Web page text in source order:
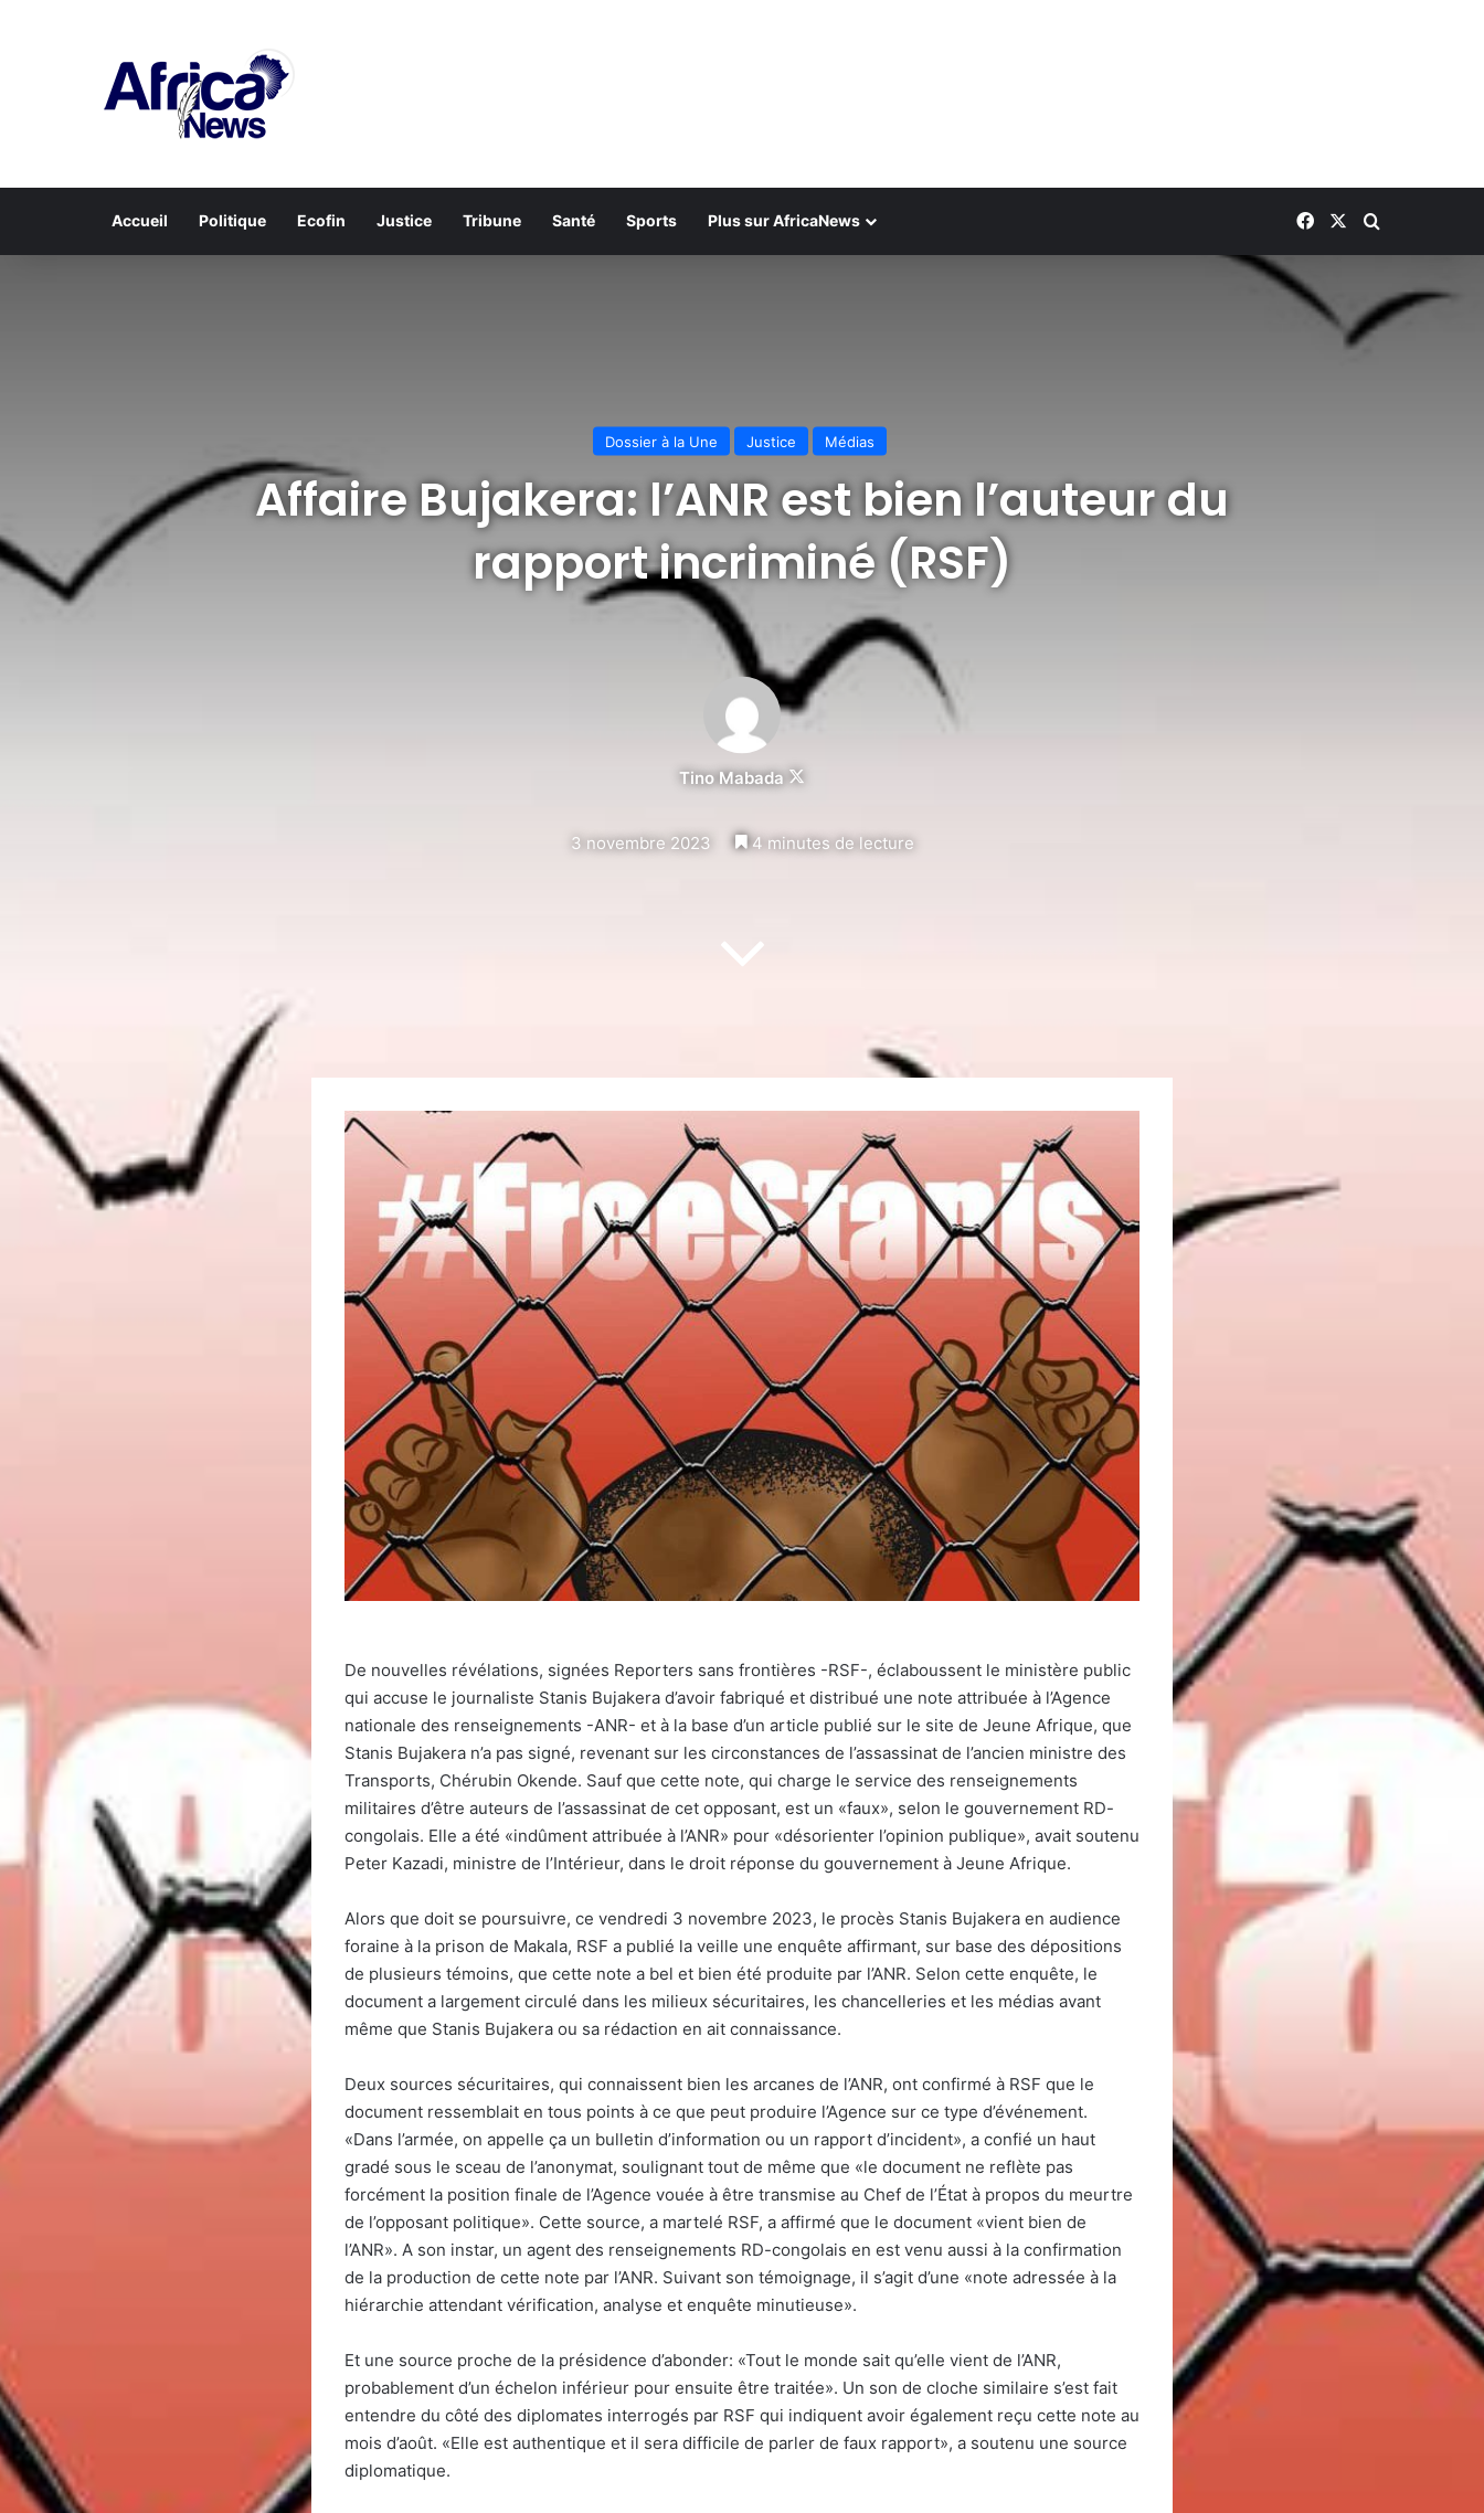
Accueil Politique Ecofin Justice Tribune Santé Sports Plus sur AfricaNews Facebook
Dossier à la Une Justice Médias
Affaire Bujakera: l’ANR est bien l’auteur du
rapport incriminé (RSF)
Tino Mabada
3 novembre 2023 4 minutes de lecture
De nouvelles révélations, signées Reporters sans frontières -RSF-, éclaboussent le ministère public
qui accuse le journaliste Stanis Bujakera d’avoir fabriqué et distribué une note attribuée à l’Agence
nationale des renseignements -ANR- et à la base d’un article publié sur le site de Jeune Afrique, que
Stanis Bujakera n’a pas signé, revenant sur les circonstances de l’assassinat de l’ancien ministre des
Transports, Chérubin Okende. Sauf que cette note, qui charge le service des renseignements
militaires d’être auteurs de l’assassinat de cet opposant, est un «faux», selon le gouvernement RD-
congolais. Elle a été «indûment attribuée à l’ANR» pour «désorienter l’opinion publique», avait soutenu
Peter Kazadi, ministre de l’Intérieur, dans le droit réponse du gouvernement à Jeune Afrique.
Alors que doit se poursuivre, ce vendredi 3 novembre 2023, le procès Stanis Bujakera en audience
foraine à la prison de Makala, RSF a publié la veille une enquête affirmant, sur base des dépositions
de plusieurs témoins, que cette note a bel et bien été produite par l’ANR. Selon cette enquête, le
document a largement circulé dans les milieux sécuritaires, les chancelleries et les médias avant
même que Stanis Bujakera ou sa rédaction en ait connaissance.
Deux sources sécuritaires, qui connaissent bien les arcanes de l’ANR, ont confirmé à RSF que le
document ressemblait en tous points à ce que peut produire l’Agence sur ce type d’événement.
«Dans l’armée, on appelle ça un bulletin d’information ou un rapport d’incident», a confié un haut
gradé sous le sceau de l’anonymat, soulignant tout de même que «le document ne reflète pas
forcément la position finale de l’Agence vouée à être transmise au Chef de l’État à propos du meurtre
de l’opposant politique». Cette source, a martelé RSF, a affirmé que le document «vient bien de
l’ANR». A son instar, un agent des renseignements RD-congolais en est venu aussi à la confirmation
de la production de cette note par l’ANR. Suivant son témoignage, il s’agit d’une «note adressée à la
hiérarchie attendant vérification, analyse et enquête minutieuse».
Et une source proche de la présidence d’abonder: «Tout le monde sait qu’elle vient de l’ANR,
probablement d’un échelon inférieur pour ensuite être traitée». Un son de cloche similaire s’est fait
entendre du côté des diplomates interrogés par RSF qui indiquent avoir également reçu cette note au
mois d’août. «Elle est authentique et il sera difficile de parler de faux rapport», a soutenu une source
diplomatique.